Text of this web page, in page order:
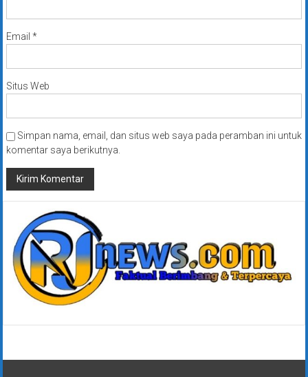
Email *
Situs Web
Simpan nama, email, dan situs web saya pada peramban ini untuk
komentar saya berikutnya.